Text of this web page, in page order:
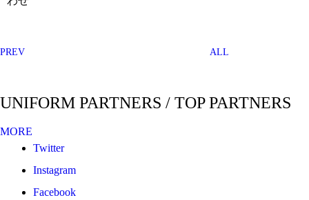
PREV ALL
UNIFORM PARTNERS / TOP PARTNERS
MORE
Twitter
Instagram
Facebook